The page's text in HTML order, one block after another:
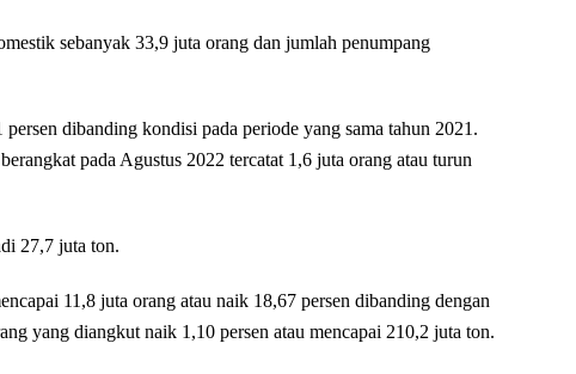
sebanyak 33,9 juta orang dan jumlah penumpang
dibanding kondisi pada periode yang sama tahun 2021.
pada Agustus 2022 tercatat 1,6 juta orang atau turun
27,7 juta ton.
11,8 juta orang atau naik 18,67 persen dibanding dengan
yang diangkut naik 1,10 persen atau mencapai 210,2 juta ton.